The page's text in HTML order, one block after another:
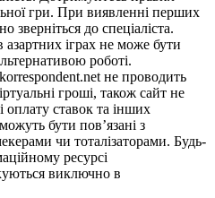
гри. При виявленні перших
зверніться до спеціаліста.
іграх не може бути
роботі.
не проводить
гроші, також сайт не
оплату ставок та інших
бути пов’язані з
чи тоталізаторами. Будь-
ресурсі
виключно в